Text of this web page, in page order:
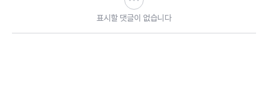
표시할 댓글이 없습니다